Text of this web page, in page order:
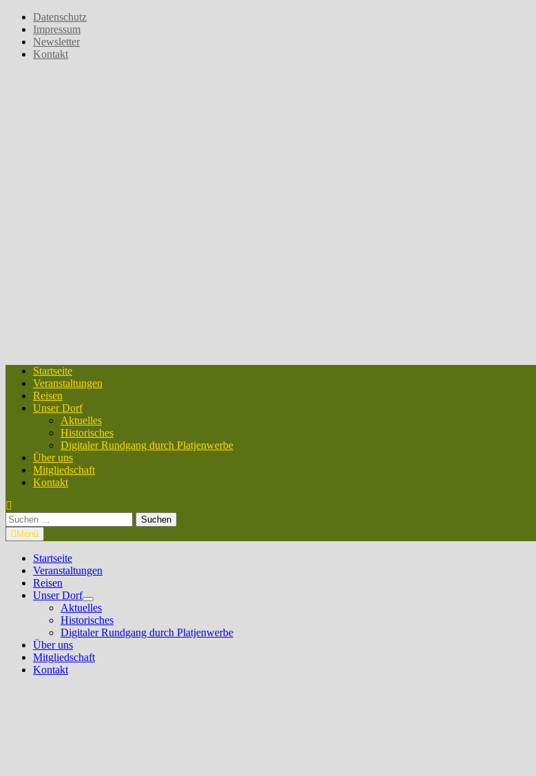
Zum
Inhalt
springen
Datenschutz
Impressum
Newsletter
Kontakt
Startseite
Veranstaltungen
Reisen
Unser Dorf
Aktuelles
Historisches
Digitaler Rundgang durch Platjenwerbe
Über uns
Mitgliedschaft
Kontakt
Suchen
nach:Menü
Startseite
Veranstaltungen
Reisen
Unser Dorf
Untermenü
anzeigen
Aktuelles
Historisches
Digitaler Rundgang durch Platjenwerbe
Über uns
Mitgliedschaft
Kontakt